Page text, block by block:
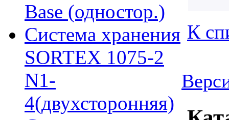
Base (одностор.)
Система хранения
SORTEX 1075-2
N1-
4(двухсторонняя)
К